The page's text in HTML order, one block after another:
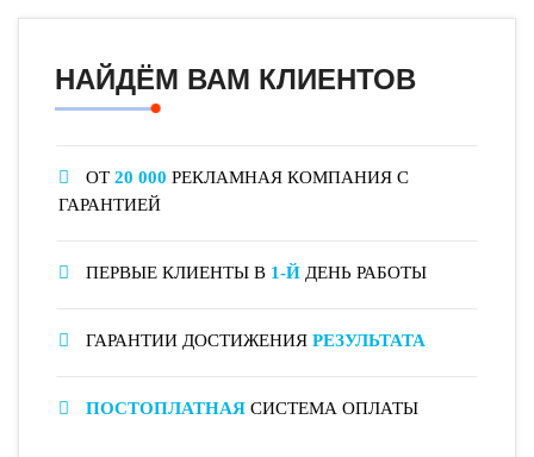
НАЙДЁМ ВАМ КЛИЕНТОВ
ОТ 20 000 РЕКЛАМНАЯ КОМПАНИЯ С
ГАРАНТИЕЙ
ПЕРВЫЕ КЛИЕНТЫ В 1-Й ДЕНЬ РАБОТЫ
ГАРАНТИИ ДОСТИЖЕНИЯ РЕЗУЛЬТАТА
ПОСТОПЛАТНАЯ СИСТЕМА ОПЛАТЫ